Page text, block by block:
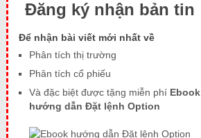
Đăng ký nhận bản tin
Để nhận bài viết mới nhất về
Phân tích thị trường
Phân tích cổ phiếu
Và đặc biệt được tặng miễn phí Ebook
hướng dẫn Đặt lệnh Option